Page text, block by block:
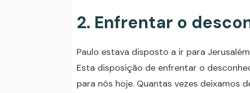
2. Enfrentar o
Paulo estava disposto a ir para
Esta disposição de enfrentar o
para nós hoje. Quantas vezes deixamos